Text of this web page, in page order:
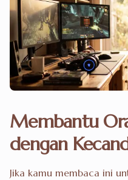
Membantu
dengan
Jika kamu membaca ini